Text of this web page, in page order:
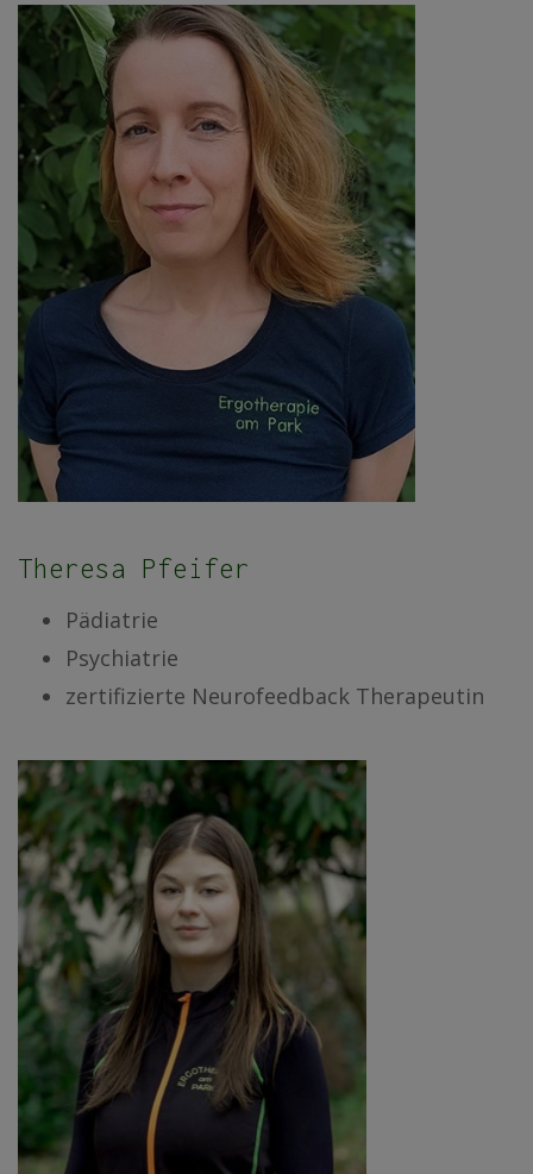
Theresa Pfeifer
Pädiatrie
Psychiatrie
zertifizierte Neurofeedback Therapeutin